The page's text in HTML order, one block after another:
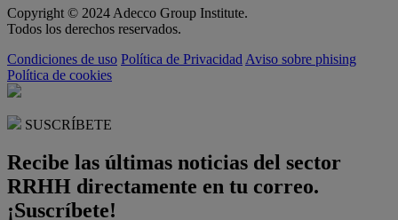
Copyright © 2024 Adecco Group Institute.
Todos los derechos reservados.
Condiciones de uso Política de Privacidad Aviso sobre phising
Política de cookies
SUSCRÍBETE
Recibe las últimas noticias del sector
RRHH directamente en tu correo.
¡Suscríbete!